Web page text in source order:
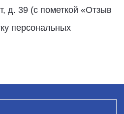
д. 39 (с пометкой «Отзыв
персональных